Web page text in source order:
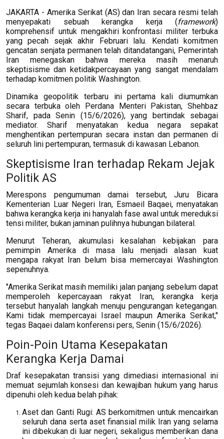
JAKARTA - Amerika Serikat (AS) dan Iran secara resmi telah
menyepakati sebuah kerangka kerja (framework)
komprehensif untuk mengakhiri konfrontasi militer terbuka
yang pecah sejak akhir Februari lalu. Kendati komitmen
gencatan senjata permanen telah ditandatangani, Pemerintah
Iran menegaskan bahwa mereka masih menaruh
skeptisisme dan ketidakpercayaan yang sangat mendalam
terhadap komitmen politik Washington.
Dinamika geopolitik terbaru ini pertama kali diumumkan
secara terbuka oleh Perdana Menteri Pakistan, Shehbaz
Sharif, pada Senin (15/6/2026), yang bertindak sebagai
mediator. Sharif menyatakan kedua negara sepakat
menghentikan pertempuran secara instan dan permanen di
seluruh lini pertempuran, termasuk di kawasan Lebanon.
Skeptisisme Iran terhadap Rekam Jejak
Politik AS
Merespons pengumuman damai tersebut, Juru Bicara
Kementerian Luar Negeri Iran, Esmaeil Baqaei, menyatakan
bahwa kerangka kerja ini hanyalah fase awal untuk mereduksi
tensi militer, bukan jaminan pulihnya hubungan bilateral.
Menurut Teheran, akumulasi kesalahan kebijakan para
pemimpin Amerika di masa lalu menjadi alasan kuat
mengapa rakyat Iran belum bisa memercayai Washington
sepenuhnya.
"Amerika Serikat masih memiliki jalan panjang sebelum dapat
memperoleh kepercayaan rakyat Iran, kerangka kerja
tersebut hanyalah langkah menuju pengurangan ketegangan.
Kami tidak mempercayai Israel maupun Amerika Serikat,"
tegas Baqaei dalam konferensi pers, Senin (15/6/2026).
Poin-Poin Utama Kesepakatan
Kerangka Kerja Damai
Draf kesepakatan transisi yang dimediasi internasional ini
memuat sejumlah konsesi dan kewajiban hukum yang harus
dipenuhi oleh kedua belah pihak:
Aset dan Ganti Rugi: AS berkomitmen untuk mencairkan
seluruh dana serta aset finansial milik Iran yang selama
ini dibekukan di luar negeri, sekaligus memberikan dana